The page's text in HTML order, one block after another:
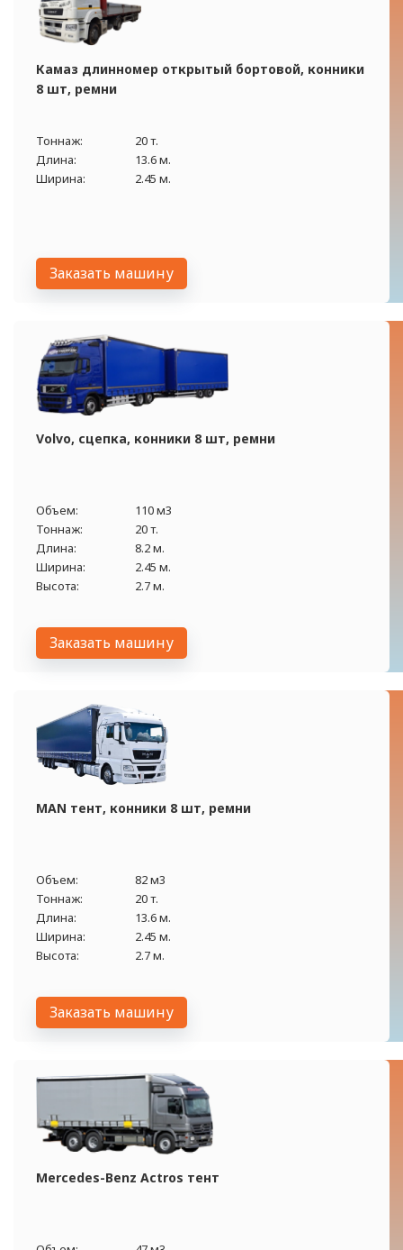
Камаз длинномер открытый бортовой, конники
8 шт, ремни
Тоннаж:
20 т.
Длина:
13.6 м.
Ширина:
2.45 м.
Заказать машину
Volvo, сцепка, конники 8 шт, ремни
Объем:
110 м3
Тоннаж:
20 т.
Длина:
8.2 м.
Ширина:
2.45 м.
Высота:
2.7 м.
Заказать машину
MAN тент, конники 8 шт, ремни
Объем:
82 м3
Тоннаж:
20 т.
Длина:
13.6 м.
Ширина:
2.45 м.
Высота:
2.7 м.
Заказать машину
Mercedes-Benz Actros тент